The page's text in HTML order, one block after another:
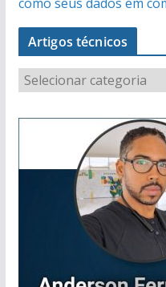
Artigos técnicos
t